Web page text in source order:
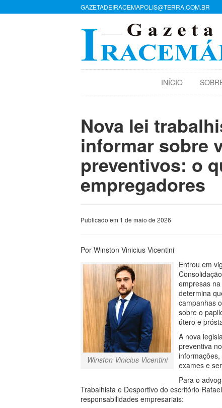
GAZETADEIRACEMAPOLIS@TERRA.COM.BR
INÍCIO
Nova lei
informar sobre
preventivos: o
empregadores
Publicado em 1 de maio de 2026
Por Winston Vinicius Vicentini
Winston Vinicius Vicentini
Entrou em
empresas
determina
campanhas
sobre o
útero e
A nova
preventiva
exames e
Para o
Trabalhista e Desportivo do escritório
responsabilidades empresariais: